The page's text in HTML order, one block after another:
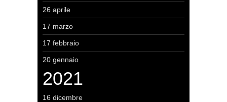
26 aprile
17 marzo
17 febbraio
20 gennaio
2021
16 dicembre